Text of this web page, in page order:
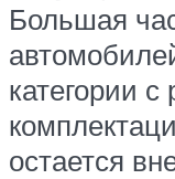
Большая
категории с
остается